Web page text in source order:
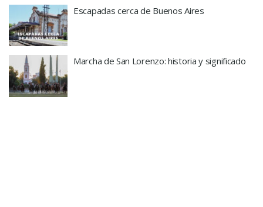
Escapadas cerca de Buenos Aires
Marcha de San Lorenzo: historia y significado